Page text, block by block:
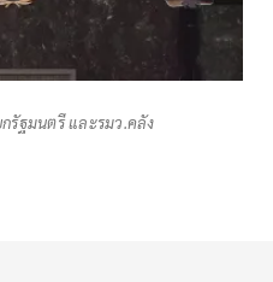
รัฐมนตรี และรมว.คลัง